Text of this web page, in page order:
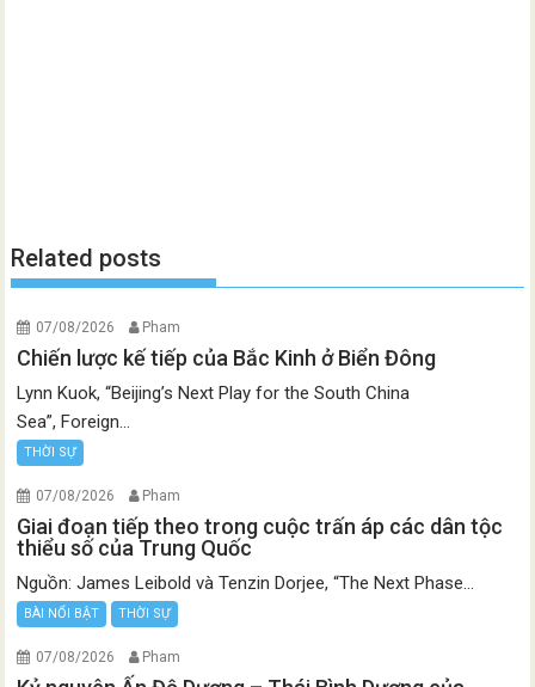
Related posts
07/08/2026 Pham
Chiến lược kế tiếp của Bắc Kinh ở Biển Đông
Lynn Kuok, “Beijing’s Next Play for the South China
Sea”, Foreign...
THỜI SỰ
07/08/2026 Pham
Giai đoạn tiếp theo trong cuộc trấn áp các dân tộc
thiểu số của Trung Quốc
Nguồn: James Leibold và Tenzin Dorjee, “The Next Phase...
BÀI NỔI BẬT THỜI SỰ
07/08/2026 Pham